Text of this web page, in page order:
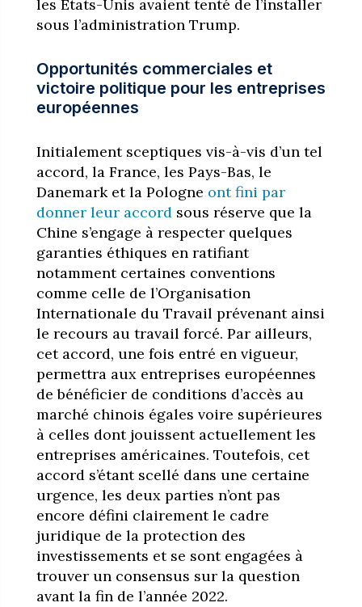
les Etats-Unis avaient tenté de l’installer
sous l’administration Trump.
Opportunités commerciales et
victoire politique pour les entreprises
européennes
Initialement sceptiques vis-à-vis d’un tel
accord, la France, les Pays-Bas, le
Danemark et la Pologne ont fini par
donner leur accordsous réserve que la
Chine s’engage à respecter quelques
garanties éthiques en ratifiant
notamment certaines conventions
comme celle de l’Organisation
Internationale du Travail prévenant ainsi
le recours au travail forcé. Par ailleurs,
cet accord, une fois entré en vigueur,
permettra aux entreprises européennes
de bénéficier de conditions d’accès au
marché chinois égales voire supérieures
à celles dont jouissent actuellement les
entreprises américaines. Toutefois, cet
accord s’étant scellé dans une certaine
urgence, les deux parties n’ont pas
encore défini clairement le cadre
juridique de la protection des
investissements et se sont engagées à
trouver un consensus sur la question
avant la fin de l’année 2022.